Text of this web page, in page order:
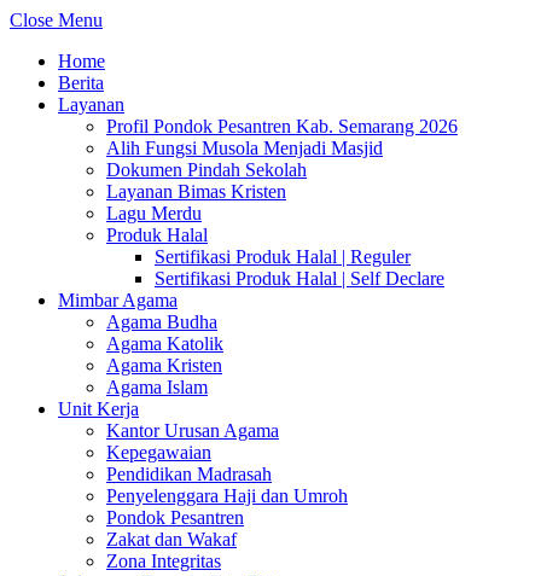
Close Menu
Home
Berita
Layanan
Profil Pondok Pesantren Kab. Semarang 2026
Alih Fungsi Musola Menjadi Masjid
Dokumen Pindah Sekolah
Layanan Bimas Kristen
Lagu Merdu
Produk Halal
Sertifikasi Produk Halal | Reguler
Sertifikasi Produk Halal | Self Declare
Mimbar Agama
Agama Budha
Agama Katolik
Agama Kristen
Agama Islam
Unit Kerja
Kantor Urusan Agama
Kepegawaian
Pendidikan Madrasah
Penyelenggara Haji dan Umroh
Pondok Pesantren
Zakat dan Wakaf
Zona Integritas